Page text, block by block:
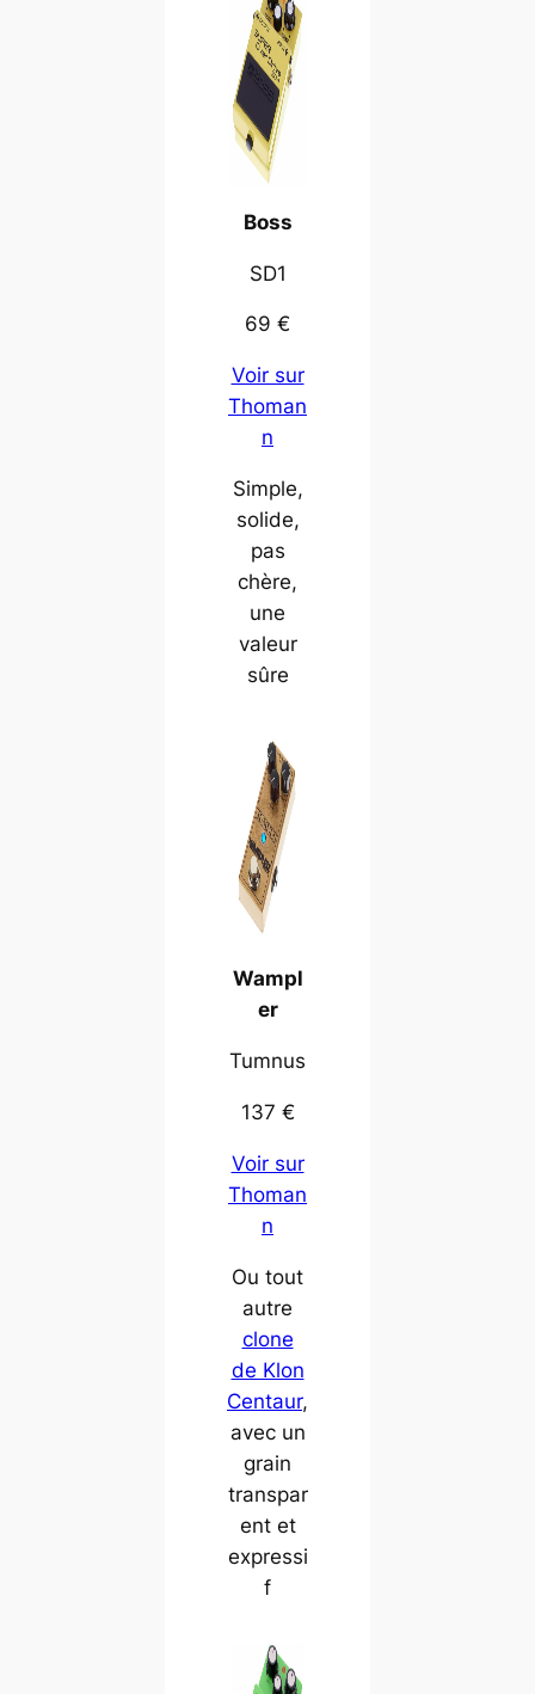
Boss
SD1
69 €
Voir sur
Thoman
n
Simple,
solide,
pas
chère,
une
valeur
sûre
Wampl
er
Tumnus
137 €
Voir sur
Thoman
n
Ou tout
autre
clone
de Klon
Centaur,
avec un
grain
transpar
ent et
expressi
f